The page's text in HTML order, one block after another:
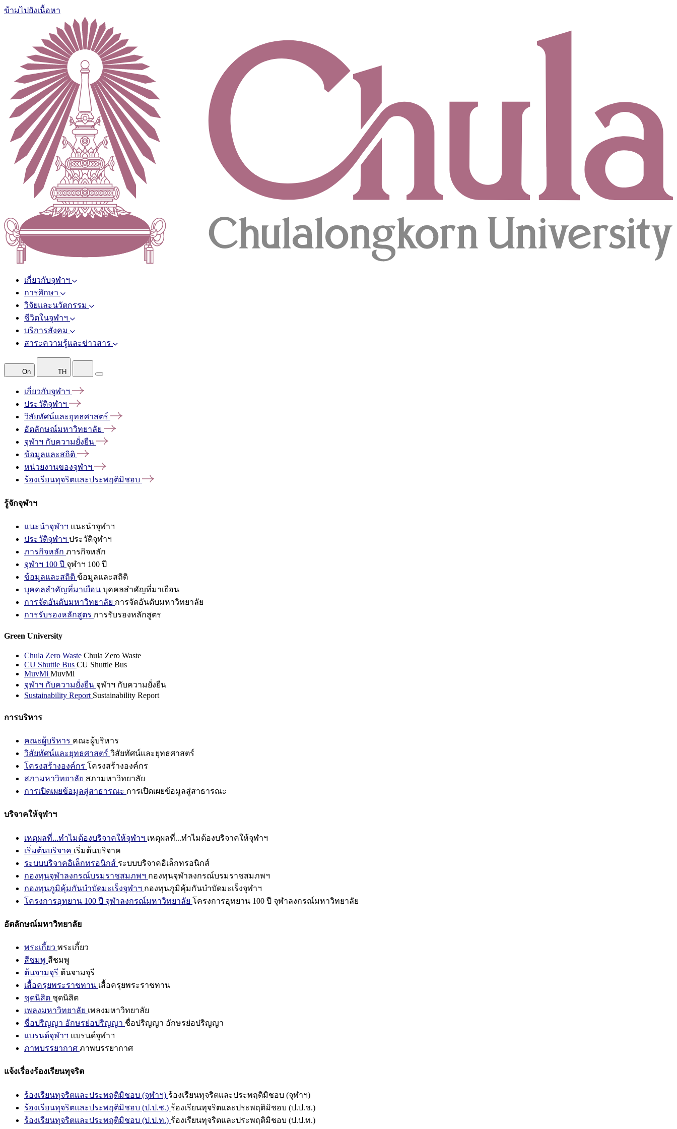
ข้ามไปยังเนื้อหา
เกี่ยวกับจุฬาฯ
การศึกษา
วิจัยและนวัตกรรม
ชีวิตในจุฬาฯ
บริการสังคม
สาระความรู้และข่าวสาร
On TH
เกี่ยวกับจุฬาฯ
ประวัติจุฬาฯ
วิสัยทัศน์และยุทธศาสตร์
อัตลักษณ์มหาวิทยาลัย
จุฬาฯ กับความยั่งยืน
ข้อมูลและสถิติ
หน่วยงานของจุฬาฯ
ร้องเรียนทุจริตและประพฤติมิชอบ
รู้จักจุฬาฯ
แนะนำจุฬาฯ แนะนำจุฬาฯ
ประวัติจุฬาฯ ประวัติจุฬาฯ
ภารกิจหลัก ภารกิจหลัก
จุฬาฯ 100 ปี จุฬาฯ 100 ปี
ข้อมูลและสถิติ ข้อมูลและสถิติ
บุคคลสำคัญที่มาเยือน บุคคลสำคัญที่มาเยือน
การจัดอันดับมหาวิทยาลัย การจัดอันดับมหาวิทยาลัย
การรับรองหลักสูตร การรับรองหลักสูตร
Green University
Chula Zero Waste Chula Zero Waste
CU Shuttle Bus CU Shuttle Bus
MuvMi MuvMi
จุฬาฯ กับความยั่งยืน จุฬาฯ กับความยั่งยืน
Sustainability Report Sustainability Report
การบริหาร
คณะผู้บริหาร คณะผู้บริหาร
วิสัยทัศน์และยุทธศาสตร์ วิสัยทัศน์และยุทธศาสตร์
โครงสร้างองค์กร โครงสร้างองค์กร
สภามหาวิทยาลัย สภามหาวิทยาลัย
การเปิดเผยข้อมูลสู่สาธารณะ การเปิดเผยข้อมูลสู่สาธารณะ
บริจาคให้จุฬาฯ
เหตุผลที่...ทำไมต้องบริจาคให้จุฬาฯ เหตุผลที่...ทำไมต้องบริจาคให้จุฬาฯ
เริ่มต้นบริจาค เริ่มต้นบริจาค
ระบบบริจาคอิเล็กทรอนิกส์ ระบบบริจาคอิเล็กทรอนิกส์
กองทุนจุฬาลงกรณ์บรมราชสมภพฯ กองทุนจุฬาลงกรณ์บรมราชสมภพฯ
กองทุนภูมิคุ้มกันบำบัดมะเร็งจุฬาฯ กองทุนภูมิคุ้มกันบำบัดมะเร็งจุฬาฯ
โครงการอุทยาน 100 ปี จุฬาลงกรณ์มหาวิทยาลัย โครงการอุทยาน 100 ปี จุฬาลงกรณ์มหาวิทยาลัย
อัตลักษณ์มหาวิทยาลัย
พระเกี้ยว พระเกี้ยว
สีชมพู สีชมพู
ต้นจามจุรี ต้นจามจุรี
เสื้อครุยพระราชทาน เสื้อครุยพระราชทาน
ชุดนิสิต ชุดนิสิต
เพลงมหาวิทยาลัย เพลงมหาวิทยาลัย
ชื่อปริญญา อักษรย่อปริญญา ชื่อปริญญา อักษรย่อปริญญา
แบรนด์จุฬาฯ แบรนด์จุฬาฯ
ภาพบรรยากาศ ภาพบรรยากาศ
แจ้งเรื่องร้องเรียนทุจริต
ร้องเรียนทุจริตและประพฤติมิชอบ (จุฬาฯ) ร้องเรียนทุจริตและประพฤติมิชอบ (จุฬาฯ)
ร้องเรียนทุจริตและประพฤติมิชอบ (ป.ป.ช.) ร้องเรียนทุจริตและประพฤติมิชอบ (ป.ป.ช.)
ร้องเรียนทุจริตและประพฤติมิชอบ (ป.ป.ท.) ร้องเรียนทุจริตและประพฤติมิชอบ (ป.ป.ท.)